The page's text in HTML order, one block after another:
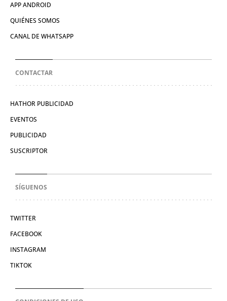
APP ANDROID
QUIÉNES SOMOS
CANAL DE WHATSAPP
CONTACTAR
HATHOR PUBLICIDAD
EVENTOS
PUBLICIDAD
SUSCRIPTOR
SÍGUENOS
TWITTER
FACEBOOK
INSTAGRAM
TIKTOK